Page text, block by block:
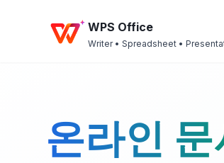
WPS Office
Writer • Spreadsheet •
온라인